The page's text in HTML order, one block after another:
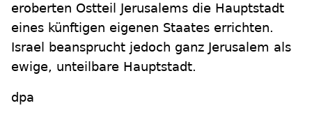
eroberten Ostteil Jerusalems die Hauptstadt
eines künftigen eigenen Staates errichten.
Israel beansprucht jedoch ganz Jerusalem als
ewige, unteilbare Hauptstadt.
dpa